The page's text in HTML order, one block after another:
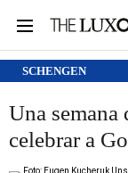
SCHENGEN
Una semana
celebrar a